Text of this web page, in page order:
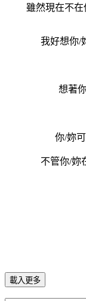
雖然現在不
我好想你
想著
你/妳
不管你/妳
載入更多